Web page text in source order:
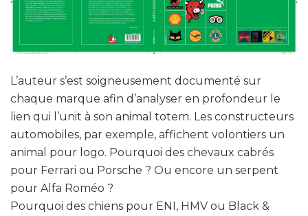
L’auteur s’est soigneusement documenté sur
chaque marque afin d’analyser en profondeur le
lien qui l’unit à son animal totem. Les constructeurs
automobiles, par exemple, affichent volontiers un
animal pour logo. Pourquoi des chevaux cabrés
pour Ferrari ou Porsche ? Ou encore un serpent
pour Alfa Roméo ?
Pourquoi des chiens pour ENI, HMV ou Black &